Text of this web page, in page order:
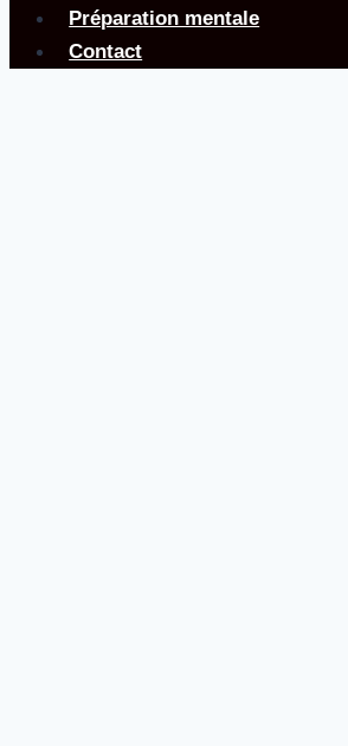
Préparation mentale
Contact